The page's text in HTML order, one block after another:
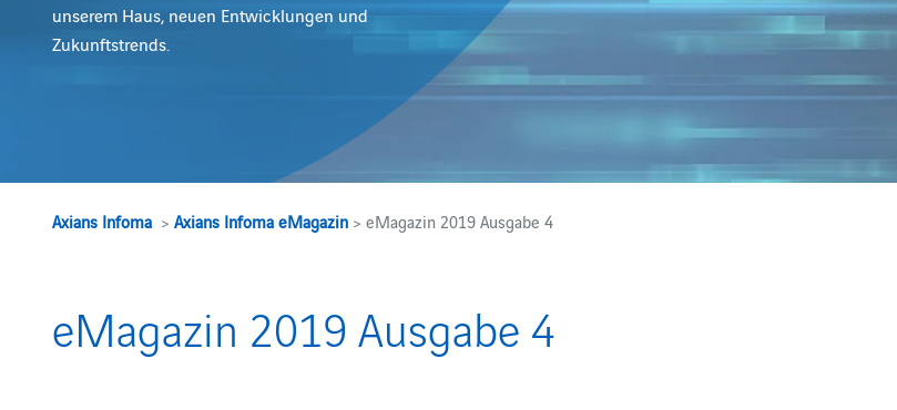
unserem Haus, neuen Entwicklungen und
Zukunftstrends.
Axians Infoma >Axians Infoma eMagazin > eMagazin 2019 Ausgabe 4
eMagazin 2019 Ausgabe 4